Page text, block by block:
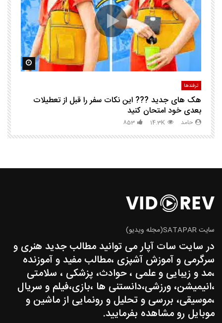
مشاهده
ترفندها
هک های جدید ??️? این نکات سفر را قبل از تعطیلات
بعدی خود امتحان کنید
حامد 14.3K
853
مشاهده بعدا
سایت SATAPAR(مجله ویدیو)
در سایت سات آپار می توانید مطالب جدید هنری و
سرگرمی و آموزش آشپزی ،مطالب مفید و آموزنده
،مد و زیبایی و علمی ، حوادث، پزشکی ، سلامتی
،انیمیشن، ورزشی،دانستنی ها ،بازی،فیلم و سریال
،موسیقی، بررسی و تحلیل و رونمایی از ماشین و
موبایل رو مشاهده بفرمایید.